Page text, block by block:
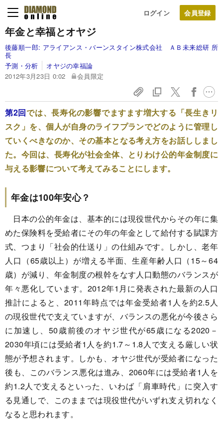
ログイン
年金と幸福とオヤジ
後藤順一郎: アライアンス・バーンスタイン株式会社 ＡＢ未来総研 所
長
予測・分析
オヤジの幸福論
2012年3月23日 0:02
会員限定
第2回では、長寿化の影響でますます増大する「長生きリ
スク」を、個人が自身のライフプランでどのように管理し
ていくべきなのか、その基本となる考え方をお話ししまし
た。今回は、長寿化が社会全体、とりわけ公的年金制度に
与える影響について考えてみることにします。
年金は100年安心？
日本の公的年金は、基本的には現役世代からその年に集
めた保険料を受給者にその年の年金として給付する賦課方
式、つまり「社会的仕送り」の仕組みです。しかし、老年
人口（65歳以上）が増える半面、生産年齢人口（15～64
歳）が減り、年金制度の根幹をなす人口動態のバランスが
年々悪化しています。2012年1月に発表された最新の人口
推計によると、2011年時点では年金受給者1人を約2.5人
の現役世代で支えていますが、バランスの悪化が今後さら
に加速し、50歳前後のオヤジ世代が65歳になる2020－
2030年頃には受給者1人を約1.7～1.8人で支える厳しい状
態が予想されます。しかも、オヤジ世代が受給者になった
後も、このバランス悪化は進み、2060年には受給者1人を
約1.2人で支えるといった、いわば「肩車時代」に突入す
る見通しで、このままでは現役世代がいずれ支え切れなく
なると思われます。